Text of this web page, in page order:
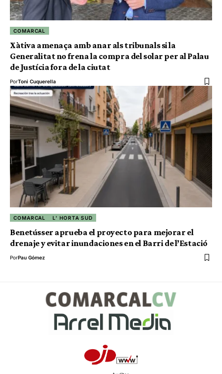
COMARCAL
Xàtiva amenaça amb anar als tribunals si la
Generalitat no frena la compra del solar per al Palau
de Justícia fora de la ciutat
PorToni Cuquerella
COMARCAL L' HORTA SUD
Benetússer aprueba el proyecto para mejorar el
drenaje y evitar inundaciones en el Barri de l’Estació
PorPau Gómez